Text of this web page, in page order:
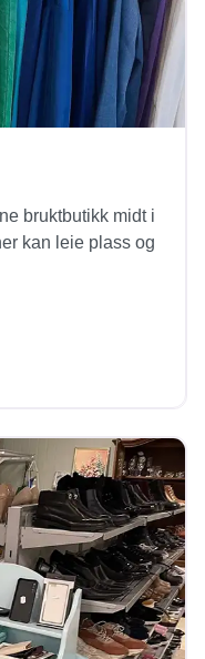
bruktbutikk midt i
kan leie plass og